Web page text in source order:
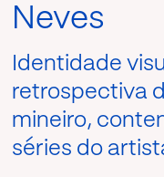
Neves
Identidade
retrospectiva
mineiro,
séries do